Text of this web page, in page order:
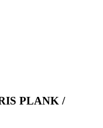
PLANK /